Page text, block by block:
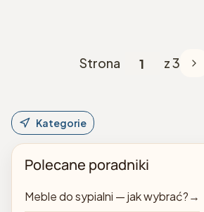
Strona z 3
Kategorie
Polecane poradniki
Meble do sypialni — jak wybrać?→